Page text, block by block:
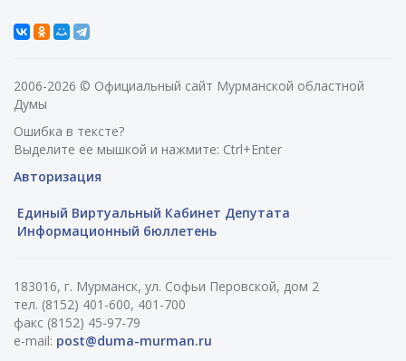
2006-2026 © Официальный сайт Мурманской областной
Думы
Ошибка в тексте?
Выделите ее мышкой и нажмите: Ctrl+Enter
Авторизация
Единый Виртуальный Кабинет Депутата
Информационный бюллетень
183016, г. Мурманск, ул. Софьи Перовской, дом 2
тел. (8152) 401-600, 401-700
факс (8152) 45-97-79
e-mail: post@duma-murman.ru